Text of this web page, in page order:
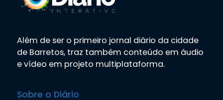
Além de ser o primeiro jornal diário da cidade
de Barretos, traz também conteúdo em áudio
e vídeo em projeto multiplataforma.
Sobre o Diário